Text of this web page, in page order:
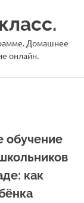
Домашнее
онлайн.
как